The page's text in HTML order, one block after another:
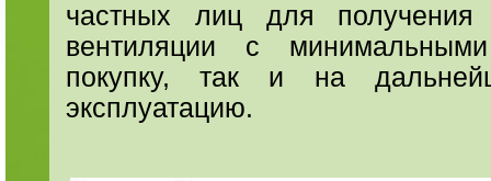
частных лиц для получения
вентиляции с
покупку, так и на
эксплуатацию.